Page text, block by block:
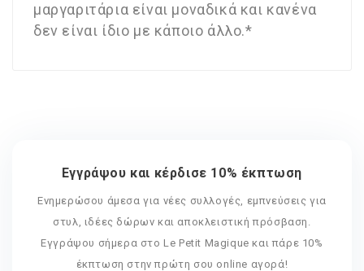
μαργαριτάρια είναι μοναδικά και κανένα
δεν είναι ίδιο με κάποιο άλλο.*
Εγγράψου και κέρδισε 10% έκπτωση
Ενημερώσου άμεσα για νέες συλλογές, εμπνεύσεις για
στυλ, ιδέες δώρων και αποκλειστική πρόσβαση.
Εγγράψου σήμερα στο Le Petit Magique και πάρε 10%
έκπτωση στην πρώτη σου online αγορά!